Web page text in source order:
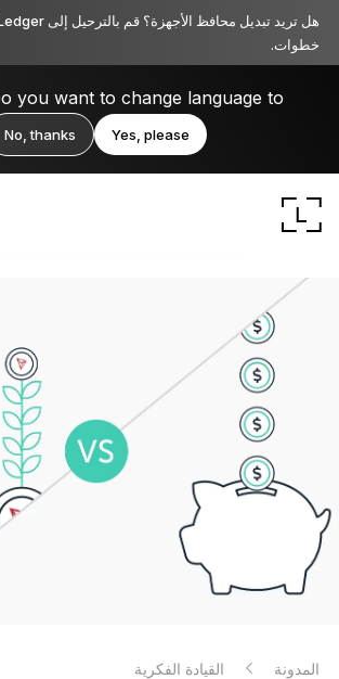
خطوات.
you want to change language to
Yes, please
No, thanks
Ledger Stax
متميز من جميع الزوايا
Ledger Flex
المعيار الجديد
Gen5
المدونة القيادة الفكرية